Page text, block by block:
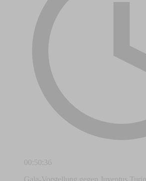
00:50:36
Gala-Vorstellung gegen Juventus